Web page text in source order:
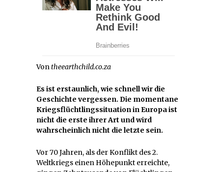
Vontheearthchild.co.za
Es ist erstaunlich, wie schnell wir die
Geschichte vergessen. Die momentane
Kriegsflüchtlingssituation in Europa ist
nicht die erste ihrer Art und wird
wahrscheinlich nicht die letzte sein.
Vor 70 Jahren, als der Konflikt des 2.
Weltkriegs einen Höhepunkt erreichte,